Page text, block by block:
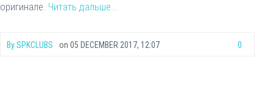
оригинале. Читать дальше...
BySPKCLUBS on 05 DECEMBER 2017, 12:07 0